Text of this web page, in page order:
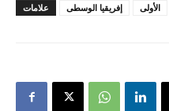
علامات إفريقيا الوسطى الأولى